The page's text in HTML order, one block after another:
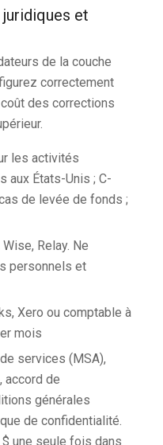
et
de la couche
correctement
des corrections
les activités
aux États-Unis ; C-
de levée de fonds ;
Relay. Ne
personnels et
Xero ou comptable à
mois
services (MSA),
accord de
générales
de confidentialité.
une seule fois dans